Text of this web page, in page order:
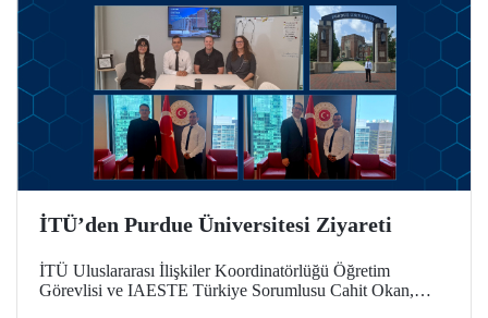
İTÜ’den Purdue Üniversitesi Ziyareti
İTÜ Uluslararası İlişkiler Koordinatörlüğü Öğretim
Görevlisi ve IAESTE Türkiye Sorumlusu Cahit Okan,